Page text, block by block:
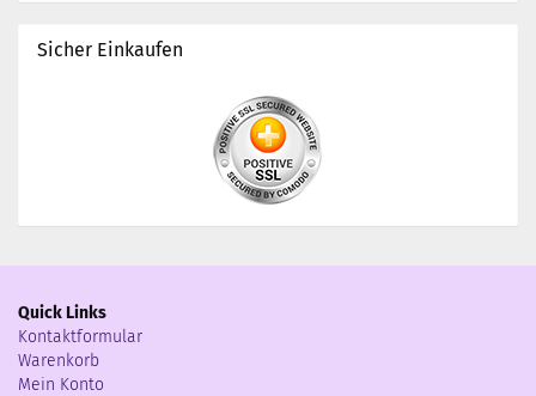
Sicher Einkaufen
Quick Links
Kontaktformular
Warenkorb
Mein Konto